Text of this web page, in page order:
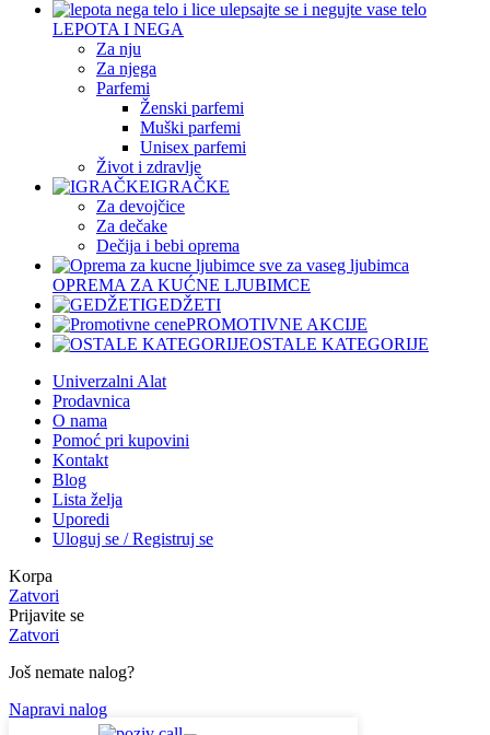
LEPOTA I NEGA
Za nju
Za njega
Parfemi
Ženski parfemi
Muški parfemi
Unisex parfemi
Život i zdravlje
IGRAČKE
Za devojčice
Za dečake
Dečija i bebi oprema
OPREMA ZA KUĆNE LJUBIMCE
GEDŽETI
PROMOTIVNE AKCIJE
OSTALE KATEGORIJE
Univerzalni Alat
Prodavnica
O nama
Pomoć pri kupovini
Kontakt
Blog
Lista želja
Uporedi
Uloguj se / Registruj se
Korpa
Zatvori
Prijavite se
Zatvori
Još nemate nalog?
Napravi nalog